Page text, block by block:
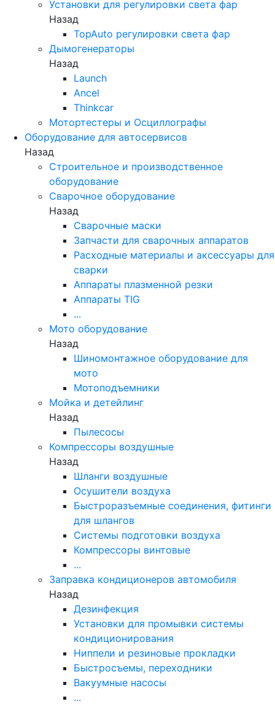
Установки для регулировки света фар
Назад
TopAuto регулировки света фар
Дымогенераторы
Назад
Launch
Ancel
Thinkcar
Мотортестеры и Осциллографы
Оборудование для автосервисов
Назад
Строительное и производственное
оборудование
Сварочное оборудование
Назад
Сварочные маски
Запчасти для сварочных аппаратов
Расходные материалы и аксессуары для
сварки
Аппараты плазменной резки
Аппараты TIG
...
Мото оборудование
Назад
Шиномонтажное оборудование для
мото
Мотоподъемники
Мойка и детейлинг
Назад
Пылесосы
Компрессоры воздушные
Назад
Шланги воздушные
Осушители воздуха
Быстроразъемные соединения, фитинги
для шлангов
Системы подготовки воздуха
Компрессоры винтовые
...
Заправка кондиционеров автомобиля
Назад
Дезинфекция
Установки для промывки системы
кондиционирования
Ниппели и резиновые прокладки
Быстросъемы, переходники
Вакуумные насосы
...